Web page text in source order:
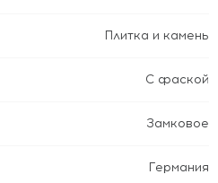
Плитка и камень
С фаской
Замковое
Германия